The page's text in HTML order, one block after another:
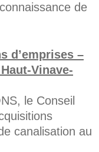
de
d’emprises –
Vinave-
le Conseil
canalisation au